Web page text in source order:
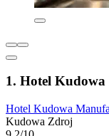
1. Hotel
Hotel Kudowa
Kudowa Zdroj